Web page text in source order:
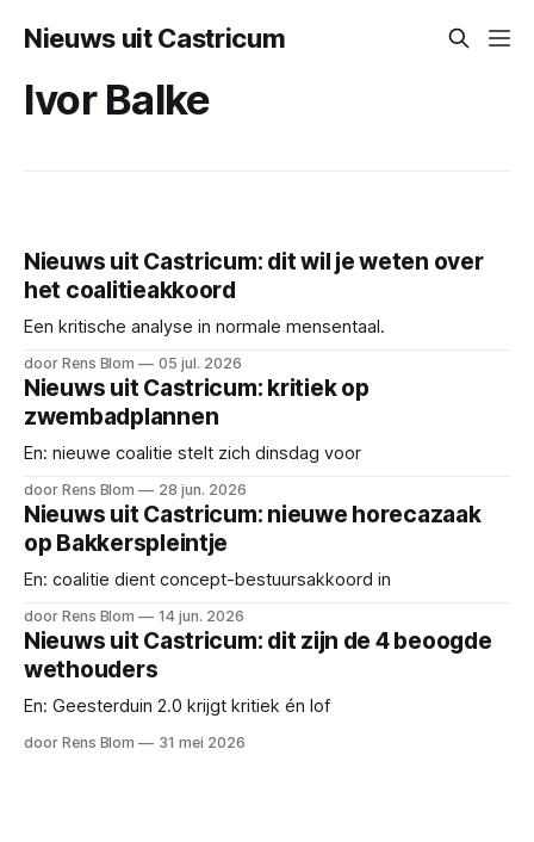
Nieuws uit Castricum
Ivor Balke
Nieuws uit Castricum: dit wil je weten over
het coalitieakkoord
Een kritische analyse in normale mensentaal.
door Rens Blom 05 jul. 2026
Nieuws uit Castricum: kritiek op
zwembadplannen
En: nieuwe coalitie stelt zich dinsdag voor
door Rens Blom 28 jun. 2026
Nieuws uit Castricum: nieuwe horecazaak
op Bakkerspleintje
En: coalitie dient concept-bestuursakkoord in
door Rens Blom 14 jun. 2026
Nieuws uit Castricum: dit zijn de 4 beoogde
wethouders
En: Geesterduin 2.0 krijgt kritiek én lof
door Rens Blom 31 mei 2026